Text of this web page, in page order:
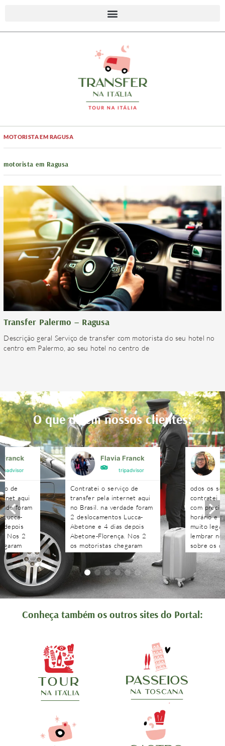
MOTORISTA EM RAGUSA
motorista em Ragusa
Transfer Palermo – Ragusa
Descrição geral Serviço de transfer com motorista do seu hotel no
centro em Palermo, ao seu hotel no centro de
O que dizem nossos clientes:
Franck
de
aqui
foram
Lucca-
depois
Nos 2
Flavia Franck
tripadvisor
Contratei o serviço de
transfer pela internet aqui
no Brasil. na verdade foram
2 deslocamentos Lucca-
Abetone e 4 dias depois
Abetone-Florença. Nos 2
os motoristas chegaram
antes do horário
combinado, nos aguardaram
e foram muito atenciosos.
Ótimo trabalho. Podem
contratar sem medo!!!!
odos os
contratei
com
horário e
muito
lembrar
sobre os
agendados
às
recebidas
Conheça também os outros sites do Portal: